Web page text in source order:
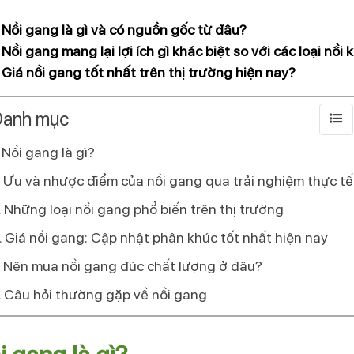
Nồi gang là gì và có nguồn gốc từ đâu?
Nồi gang mang lại lợi ích gì khác biệt so với các loại nồi
Giá nồi gang tốt nhất trên thị trường hiện nay?
mục
Nồi gang là gì?
Ưu và nhược điểm của nồi gang qua trải nghiệm thực tế
Những loại nồi gang phổ biến trên thị trường
Giá nồi gang: Cập nhật phân khúc tốt nhất hiện nay
Nên mua nồi gang đúc chất lượng ở đâu?
Câu hỏi thường gặp về nồi gang